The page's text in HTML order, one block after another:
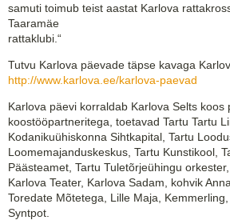
samuti toimub teist aastat Karlova
Taaramäe
rattaklubi.“
Tutvu Karlova päevade täpse kavaga
http://www.karlova.ee/karlova-paevad
Karlova päevi korraldab Karlova Selts koos
koostööpartneritega, toetavad Tartu Tartu
Kodanikuühiskonna Sihtkapital, Tartu
Loomemajanduskeskus, Tartu Kunstikool,
Päästeamet, Tartu Tuletõrjeühingu
Karlova Teater, Karlova Sadam, kohvik
Toredate Mõtetega, Lille Maja, Kemmerling,
Syntpot.